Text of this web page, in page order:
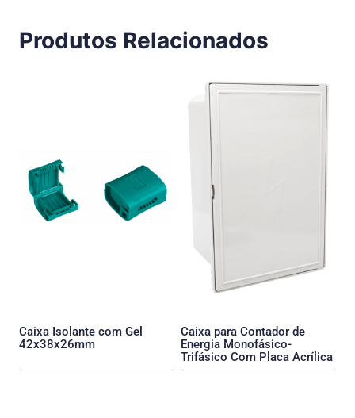
Produtos Relacionados
Caixa Isolante com Gel
42x38x26mm
Caixa para Contador de
Energia Monofásico-
Trifásico Com Placa Acrílica